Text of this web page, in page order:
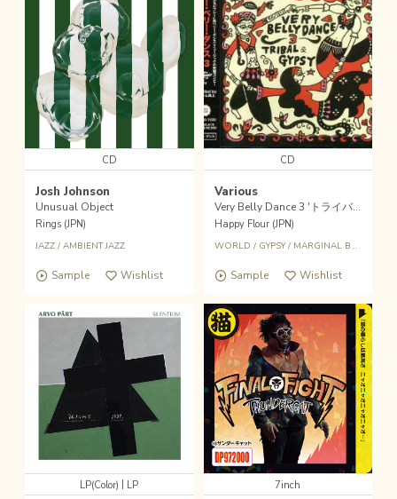
CD
Josh Johnson
Unusual Object
Rings (JPN)
JAZZ / AMBIENT JAZZ
Sample Wishlist
CD
Various
Very Belly Dance 3 'トライバル&ジプシー'
Happy Flour (JPN)
WORLD / GYPSY/ MARGINAL BEATS
Sample Wishlist
LP(Color) | LP 7inch